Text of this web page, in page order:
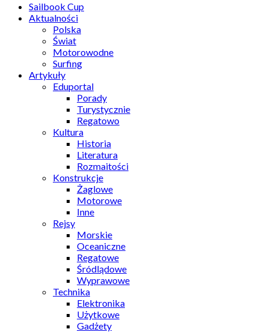
Sailbook Cup
Aktualności
Polska
Świat
Motorowodne
Surfing
Artykuły
Eduportal
Porady
Turystycznie
Regatowo
Kultura
Historia
Literatura
Rozmaitości
Konstrukcje
Żaglowe
Motorowe
Inne
Rejsy
Morskie
Oceaniczne
Regatowe
Śródlądowe
Wyprawowe
Technika
Elektronika
Użytkowe
Gadżety